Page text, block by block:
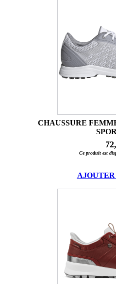
CHAUSSURE
Ce produit est